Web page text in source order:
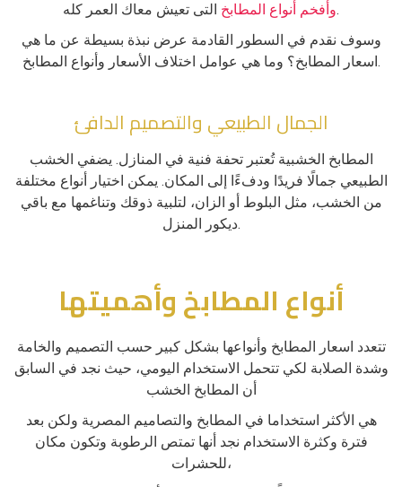
وأفخم أنواع المطابخالتى تعيش معاك العمر كله.
وسوف نقدم في السطور القادمة عرض نبذة بسيطة عن ما هي
اسعار المطابخ؟ وما هي عوامل اختلاف الأسعار وأنواع المطابخ.
الجمال الطبيعي والتصميم الدافئ
المطابخ الخشبية تُعتبر تحفة فنية في المنازل. يضفي الخشب
الطبيعي جمالًا فريدًا ودفءًا إلى المكان. يمكن اختيار أنواع مختلفة
من الخشب، مثل البلوط أو الزان، لتلبية ذوقك وتناغمها مع باقي
ديكور المنزل.
أنواع المطابخ وأهميتها
تتعدد اسعار المطابخ وأنواعها بشكل كبير حسب التصميم والخامة
وشدة الصلابة لكي تتحمل الاستخدام اليومي، حيث نجد في السابق
أن المطابخ الخشب
هي الأكثر استخداما في المطابخ والتصاميم المصرية ولكن بعد
فترة وكثرة الاستخدام نجد أنها تمتص الرطوبة وتكون مكان
للحشرات،